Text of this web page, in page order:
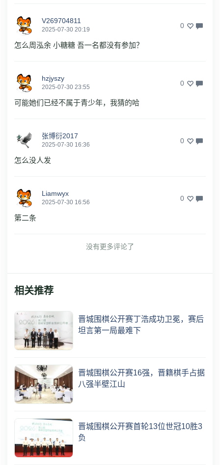
V269704811
2025-07-30 20:19 0
怎么周泓余 小糖糖 吾一名都没有参加？
hzjyszy
2025-07-30 23:55 0
可能她们已经不属于青少年，我猜的哈
张博衍2017
2025-07-30 16:36 0
怎么没人发
Liamwyx
2025-07-30 16:56 0
第二条
没有更多评论了
相关推荐
晋城围棋公开赛丁浩成功卫冕，赛后
坦言第一局最难下
晋城围棋公开赛16强，晋籍棋手占据
八强半壁江山
晋城围棋公开赛首轮13位世冠10胜3
负